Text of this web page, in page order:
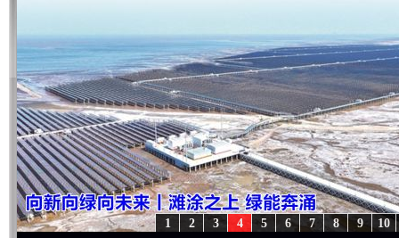
10
9
8
7
6
5
4
3
2
1